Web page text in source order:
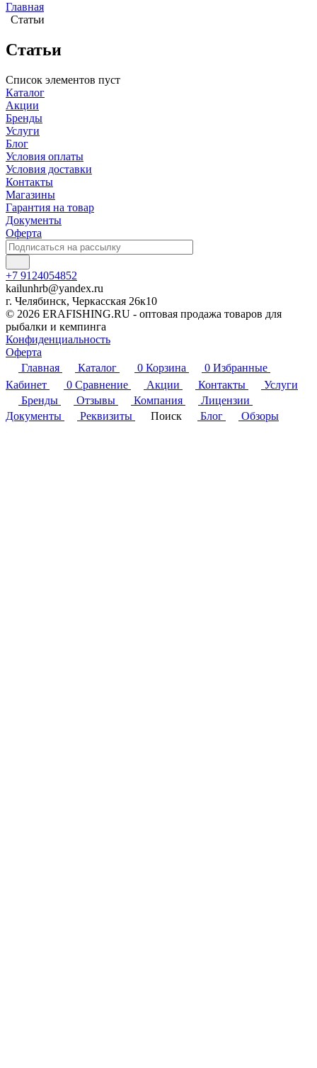
Главная
Статьи
Статьи
Список элементов пуст
Каталог
Акции
Бренды
Услуги
Блог
Условия оплаты
Условия доставки
Контакты
Магазины
Гарантия на товар
Документы
Оферта
+7 9124054852
kailunhrb@yandex.ru
г. Челябинск, Черкасская 26к10
© 2026 ERAFISHING.RU - оптовая продажа товаров для
рыбалки и кемпинга
Конфиденциальность
Оферта
Главная
Каталог 0 Корзина 0 Избранные
Кабинет
0 Сравнение Акции Контакты
Услуги
Бренды
Отзывы Компания
Лицензии
Документы
Реквизиты Поиск Блог Обзоры